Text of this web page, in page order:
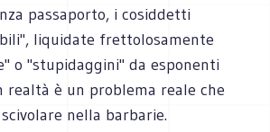
passaporto, i cosiddetti
liquidate frettolosamente
o "stupidaggini" da esponenti
realtà è un problema reale che
nella barbarie.